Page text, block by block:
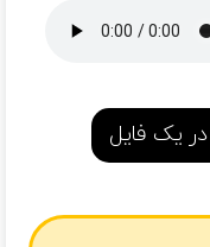
یک فایل